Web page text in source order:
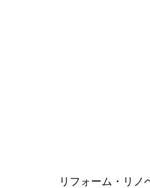
リフォーム・リノ